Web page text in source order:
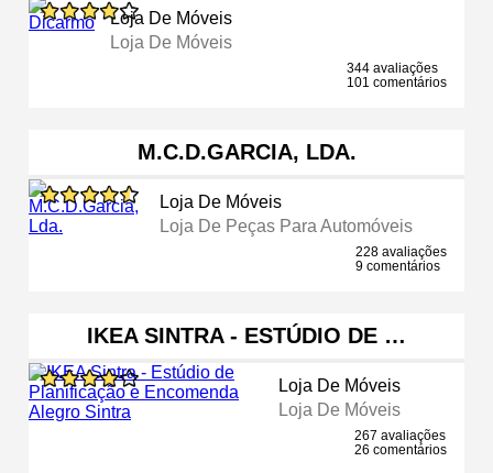
Loja De Móveis
Loja De Móveis
344 avaliações
101 comentários
M.C.D.GARCIA, LDA.
Loja De Móveis
Loja De Peças Para Automóveis
228 avaliações
9 comentários
IKEA SINTRA - ESTÚDIO DE …
Loja De Móveis
Loja De Móveis
267 avaliações
26 comentários